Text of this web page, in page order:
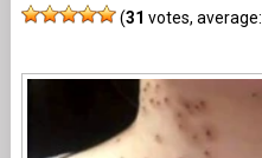
(31 votes, average: